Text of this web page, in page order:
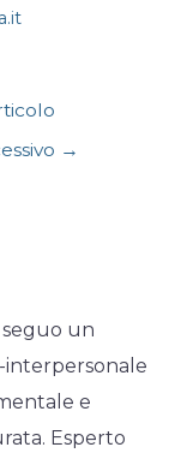
→
seguo un
interpersonale
e
Esperto